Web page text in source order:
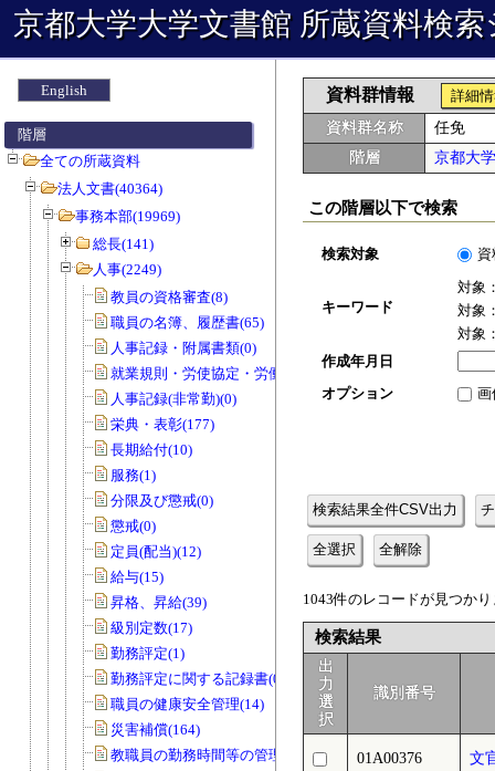
京都大学大学文書館 所蔵資料検
English
階層
全ての所蔵資料
法人文書(40364)
事務本部(19969)
総長(141)
人事(2249)
教員の資格審査(8)
職員の名簿、履歴書(65)
人事記録・附属書類(0)
就業規則・労使協定・労働協約(0)
人事記録(非常勤)(0)
栄典・表彰(177)
長期給付(10)
服務(1)
分限及び懲戒(0)
懲戒(0)
定員(配当)(12)
給与(15)
昇格、昇給(39)
級別定数(17)
勤務評定(1)
勤務評定に関する記録書(0)
職員の健康安全管理(14)
災害補償(164)
教職員の勤務時間等の管理(27)
資料群情報
詳細
資料群名称
任免
階層
京都大
この階層以下で検索
検索対象 資
キーワード
対象
対象
対象
作成年月日
オプション
画
検索結果全件CSV出力
全選択 全解除
1043件のレコードが見つか
検索結果
出
力
選
択
識別番号
01A00376 文